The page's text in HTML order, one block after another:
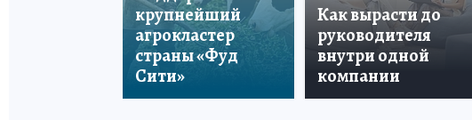
крупнейший
агрокластер
страны «Фуд
Сити»
Как вырасти до
руководителя
внутри одной
компании